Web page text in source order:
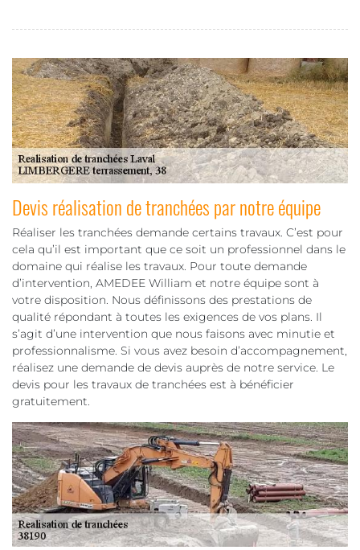
Devis réalisation de tranchées par notre équipe
Réaliser les tranchées demande certains travaux. C’est pour
cela qu’il est important que ce soit un professionnel dans le
domaine qui réalise les travaux. Pour toute demande
d’intervention, AMEDEE William et notre équipe sont à
votre disposition. Nous définissons des prestations de
qualité répondant à toutes les exigences de vos plans. Il
s’agit d’une intervention que nous faisons avec minutie et
professionnalisme. Si vous avez besoin d’accompagnement,
réalisez une demande de devis auprès de notre service. Le
devis pour les travaux de tranchées est à bénéficier
gratuitement.